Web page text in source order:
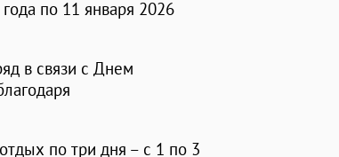
по 11 января 2026
в связи с Днем
по три дня – с 1 по 3